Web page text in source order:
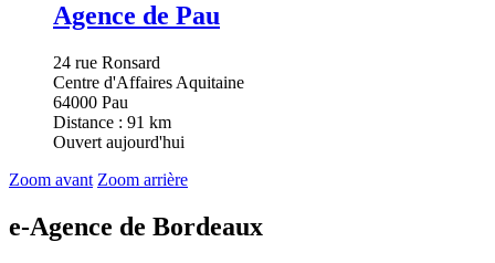
Agence de Pau
24 rue Ronsard
Centre d'Affaires Aquitaine
64000 Pau
Distance : 91 km
Ouvert aujourd'hui
Zoom avant Zoom arrière
e-Agence de Bordeaux